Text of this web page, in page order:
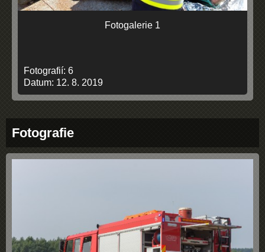
Fotogalerie 1
Fotografií: 6
Datum: 12. 8. 2019
Fotografie